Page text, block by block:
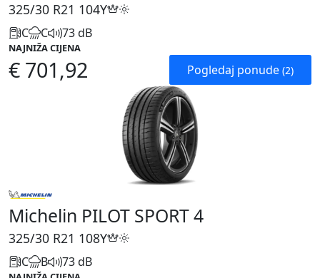
325/30 R21 104Y
C C 73 dB
NAJNIŽA CIJENA
€ 701,92 Pogledaj ponude (2)
Michelin PILOT SPORT 4
325/30 R21 108Y
C B 73 dB